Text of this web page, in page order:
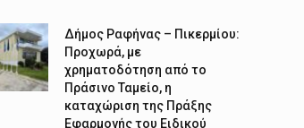
Δήμος Ραφήνας – Πικερμίου:
Προχωρά, με
χρηματοδότηση από το
Πράσινο Ταμείο, η
καταχώριση της Πράξης
Εφαρμογής του Ειδικού